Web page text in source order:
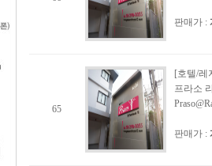
판매가 :
65
[호텔/
프라소
판매가 :